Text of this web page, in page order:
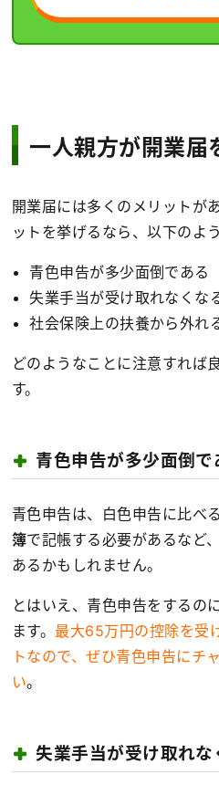
一人親方が開業届
開業届には多くのメリットが
ットを挙げるなら、以下のよ
青色申告が多少面倒である
失業手当が受け取れなくな
社会保険上の扶養から外れ
どのようなことに注意すれば
す。
青色申告が多少面倒で
青色申告は、白色申告に比べ
簿で記帳する必要があるなど
あるかもしれません。
とはいえ、青色申告をするの
ます。 最大65万円の控除を受
トなので、ぜひ青色申告にチ
い。
失業手当が受け取れな